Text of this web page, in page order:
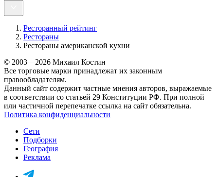
Ресторанный рейтинг
Рестораны
Рестораны американской кухни
© 2003—2026 Михаил Костин
Все торговые марки принадлежат их законным
правообладателям.
Данный сайт содержит частные мнения авторов, выражаемые
в соответствии со статьей 29 Конституции РФ. При полной
или частичной перепечатке ссылка на сайт обязательна.
Политика конфиденциальности
Сети
Подборки
География
Реклама